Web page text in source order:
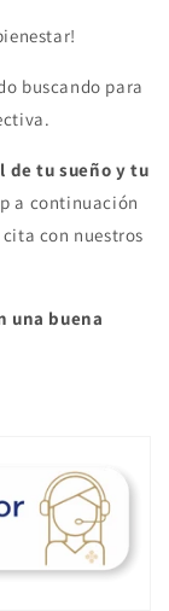
buscando para
de tu sueño y tu
a continuación
con nuestros
una buena